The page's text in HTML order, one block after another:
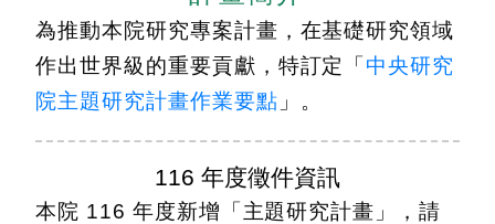
為推動本院研究專案計畫，在基礎研究領域
作出世界級的重要貢獻，特訂定「中央研究
院主題研究計畫作業要點 」。
116 年度徵件資訊
本院 116 年度新增「主題研究計畫」，請